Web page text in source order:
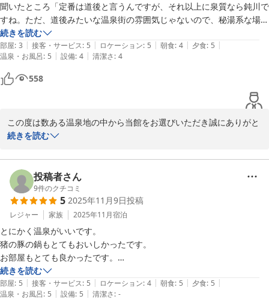
鈍川温泉 皆楽荘
2026-05-25
聞いたところ「定番は道後と言うんですが、それ以上に泉質なら鈍川で
すね。ただ、道後みたいな温泉街の雰囲気じゃないので、秘湯系な場所
ですよ」と聞いて、今回鈍川温泉を調べてレンタカー借りて偕楽荘さん
に訪問してみました。昭和の古き良き雰囲気な場所でしたが、お湯も雰
囲気も、お宿の方々の飾らない普通な接客も、心身温まることができま
した。過度な作りサービスがないのが、逆に山中の温泉宿に来たという
おもてなし感が出ていて、とても良かったです。フロントも食事配膳の
方も、飾らないアットホーム感ありました。日常の喧騒を忘れて、ゆっ
たりした気持ちで湯も食事も楽しめました。機会あれば、またお伺いし
たいと思います。食事配膳されていた貫禄のベテランお姉様!?帰り際に
お忙しい中で写真を撮って頂いたフロントのお姉さん、ありがとうござ
続きを読む
部屋: 3 | 接客・サービス: 5 | ロケーション: 5 | 朝食: 4 | 夕食: 5 |
温泉・お風呂: 5 | 設備: 4 | 清潔さ: 4
558
この度は数ある温泉地の中から当館をお選びいただき誠にありがと
うございます。
雰囲気を気に入ってくださったようで、何よりでございます。
また、担当させていただいたスタッフへの温かいお心遣いにも感謝
申し上げます。お客様の旅の思い出の一ページに皆楽荘が加わるこ
とができたことを非常にうれしく思います。
ぜひまた心身をいやしにいつでもご来館ください。
お客様のまたのお越しを心よりお待ち申し上げております。
鈍川温泉 皆楽荘
2026-05-25
続きを読む
投稿者さん
9件のクチコミ
5 2025年11月9日投稿
レジャー 家族 2025年11月宿泊
とにかく温泉がいいです。
猪の豚の鍋もとてもおいしかったです。
お部屋もとても良かったです。
いつもこの辺では鈍川温泉に泊まるようにしています。
今回もとても良いホテルに巡り会いました。
お世話になりました。ありがとうございました。
続きを読む
部屋: 5 | 接客・サービス: 5 | ロケーション: 4 | 朝食: 5 | 夕食: 5 |
温泉・お風呂: 5 | 設備: 5 | 清潔さ: -